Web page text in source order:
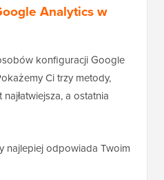
Analytics w
konfiguracji Google
Ci trzy metody,
a ostatnia
najlepiej odpowiada Twoim